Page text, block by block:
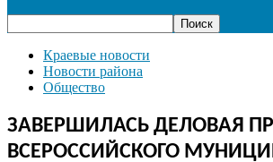
Краевые новости
Новости района
Общество
ЗАВЕРШИЛАСЬ ДЕЛОВАЯ
ВСЕРОССИЙСКОГО